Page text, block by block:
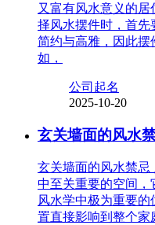
又富有风水意义的
择风水摆件时，首先
简约与高雅，因此摆
如，
公司起名
2025-10-20
玄关墙面的风水
玄关墙面的风水禁忌
中至关重要的空间，
风水学中极为重要
置直接影响到整个家